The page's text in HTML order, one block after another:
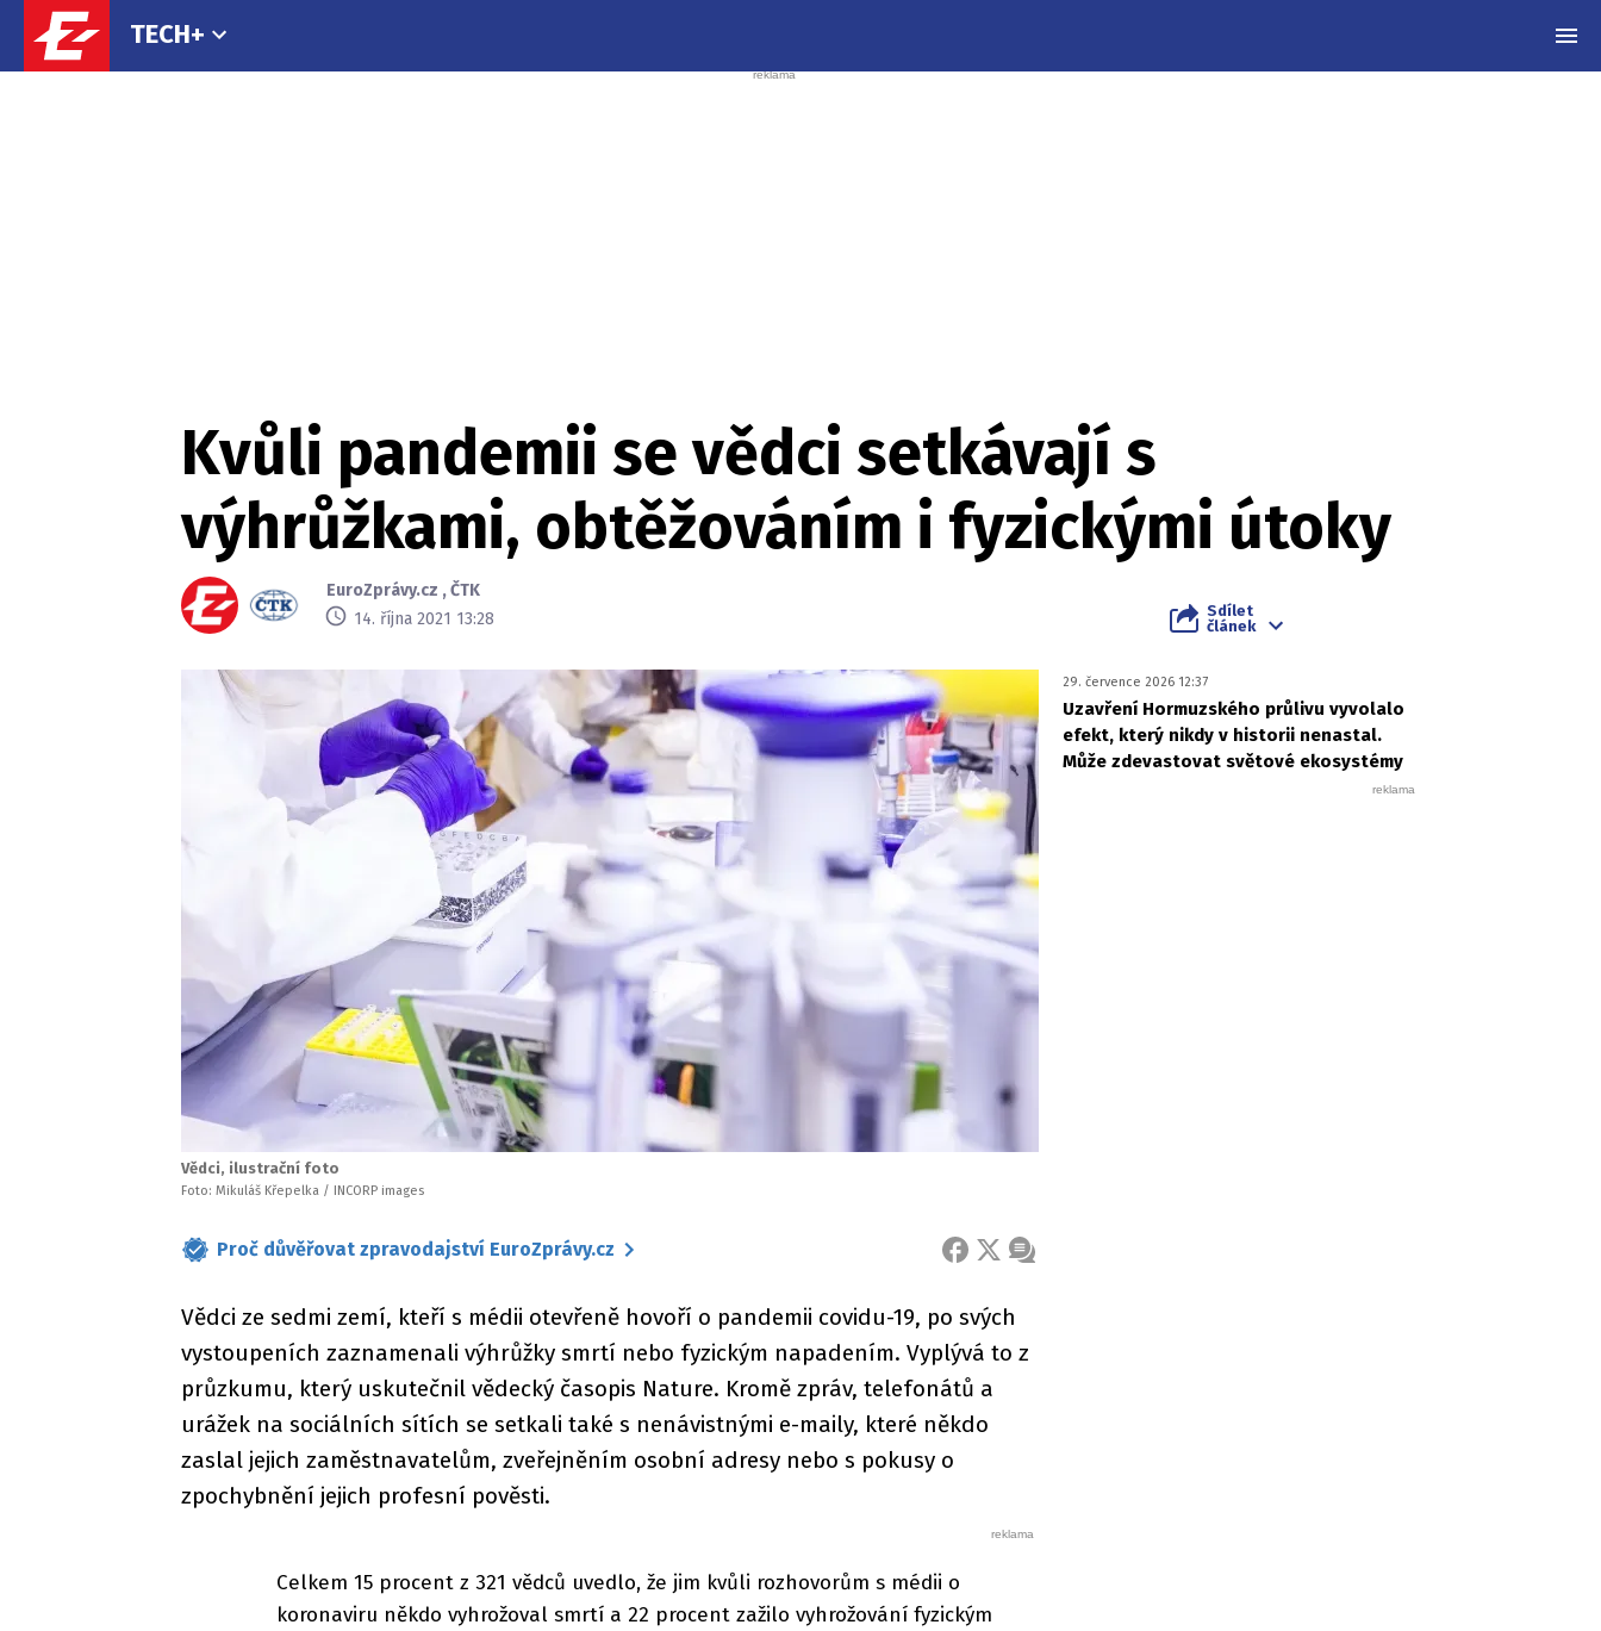
TECH+
Kvůli pandemii se vědci setkávají s
výhrůžkami, obtěžováním i fyzickými útoky
EuroZprávy.cz ,ČTK
14. října 2021 13:28
Sdílet
článek
Vědci, ilustrační foto
Foto: Mikuláš Křepelka / INCORP images
Proč důvěřovat zpravodajství EuroZprávy.cz FACEBOOK
X ZPRÁVA
Vědci ze sedmi zemí, kteří s médii otevřeně hovoří o pandemii covidu-19, po svých
vystoupeních zaznamenali výhrůžky smrtí nebo fyzickým napadením. Vyplývá to z
průzkumu, který uskutečnil vědecký časopis Nature. Kromě zpráv, telefonátů a
urážek na sociálních sítích se setkali také s nenávistnými e-maily, které někdo
zaslal jejich zaměstnavatelům, zveřejněním osobní adresy nebo s pokusy o
zpochybnění jejich profesní pověsti.
Celkem 15 procent z 321 vědců uvedlo, že jim kvůli rozhovorům s médii o
koronaviru někdo vyhrožoval smrtí a 22 procent zažilo vyhrožování fyzickým
29. července 2026 12:37
Uzavření Hormuzského průlivu vyvolalo
efekt, který nikdy v historii nenastal.
Může zdevastovat světové ekosystémy